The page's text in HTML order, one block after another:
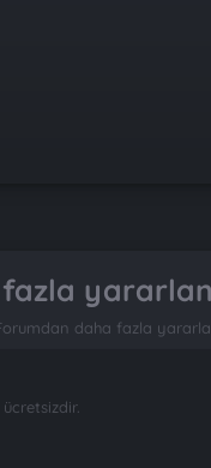
daha fazla